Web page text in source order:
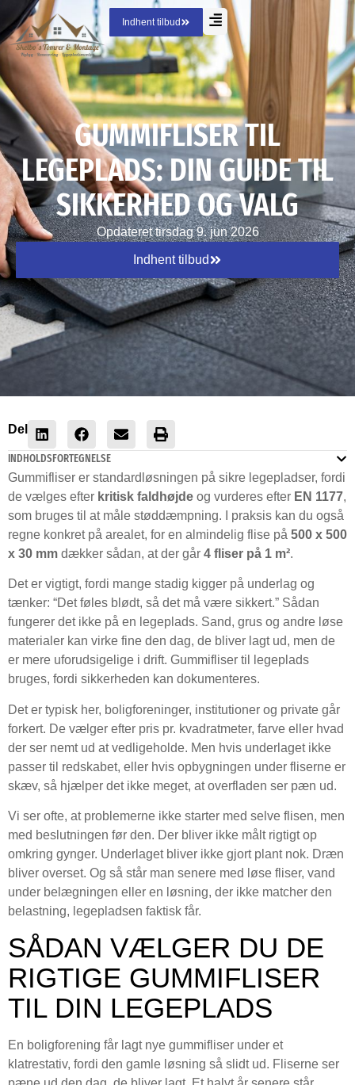
Indhent tilbud
GUMMIFLISER TIL
LEGEPLADS: DIN GUIDE TIL
SIKKERHED OG VALG
Opdateret tirsdag 9. jun 2026
Indhent tilbud
Del
INDHOLDSFORTEGNELSE
Gummifliser er standardløsningen på sikre legepladser, fordi
de vælges efter kritisk faldhøjde og vurderes efter EN 1177,
som bruges til at måle støddæmpning. I praksis kan du også
regne konkret på arealet, for en almindelig flise på 500 x 500
x 30 mm dækker sådan, at der går 4 fliser på 1 m².
Det er vigtigt, fordi mange stadig kigger på underlag og
tænker: “Det føles blødt, så det må være sikkert.” Sådan
fungerer det ikke på en legeplads. Sand, grus og andre løse
materialer kan virke fine den dag, de bliver lagt ud, men de
er mere uforudsigelige i drift. Gummifliser til legeplads
bruges, fordi sikkerheden kan dokumenteres.
Det er typisk her, boligforeninger, institutioner og private går
forkert. De vælger efter pris pr. kvadratmeter, farve eller hvad
der ser nemt ud at vedligeholde. Men hvis underlaget ikke
passer til redskabet, eller hvis opbygningen under fliserne er
skæv, så hjælper det ikke meget, at overfladen ser pæn ud.
Vi ser ofte, at problemerne ikke starter med selve flisen, men
med beslutningen før den. Der bliver ikke målt rigtigt op
omkring gynger. Underlaget bliver ikke gjort plant nok. Dræn
bliver overset. Og så står man senere med løse fliser, vand
under belægningen eller en løsning, der ikke matcher den
belastning, legepladsen faktisk får.
SÅDAN VÆLGER DU DE
RIGTIGE GUMMIFLISER
TIL DIN LEGEPLADS
En boligforening får lagt nye gummifliser under et
klatrestativ, fordi den gamle løsning så slidt ud. Fliserne ser